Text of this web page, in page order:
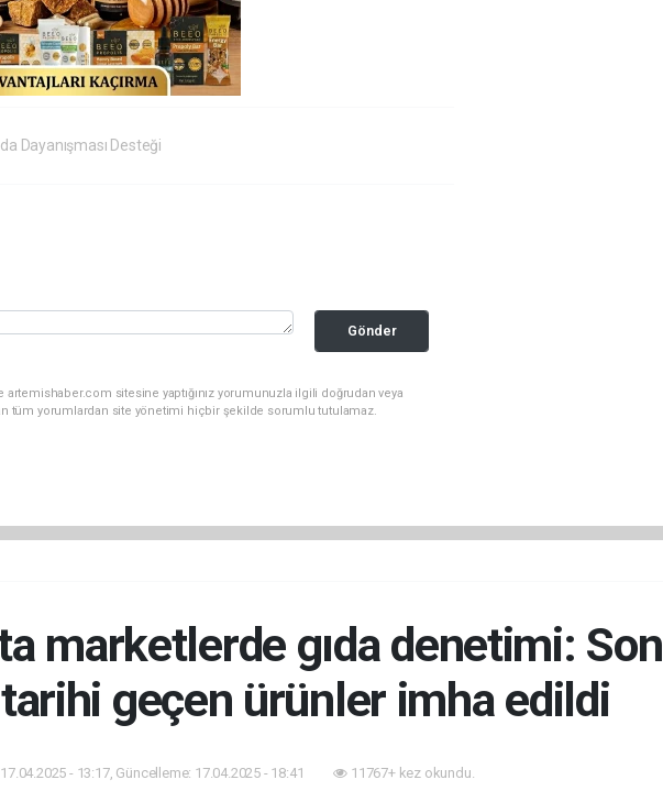
Dayanışması Desteği
Gönder
sitesine yaptığınız yorumunuzla ilgili doğrudan veya
tüm yorumlardan site yönetimi hiçbir şekilde sorumlu tutulamaz.
marketlerde gıda denetimi: Son
geçen ürünler imha edildi
17.04.2025 - 13:17, Güncelleme: 17.04.2025 - 18:41 11767+ kez okundu.